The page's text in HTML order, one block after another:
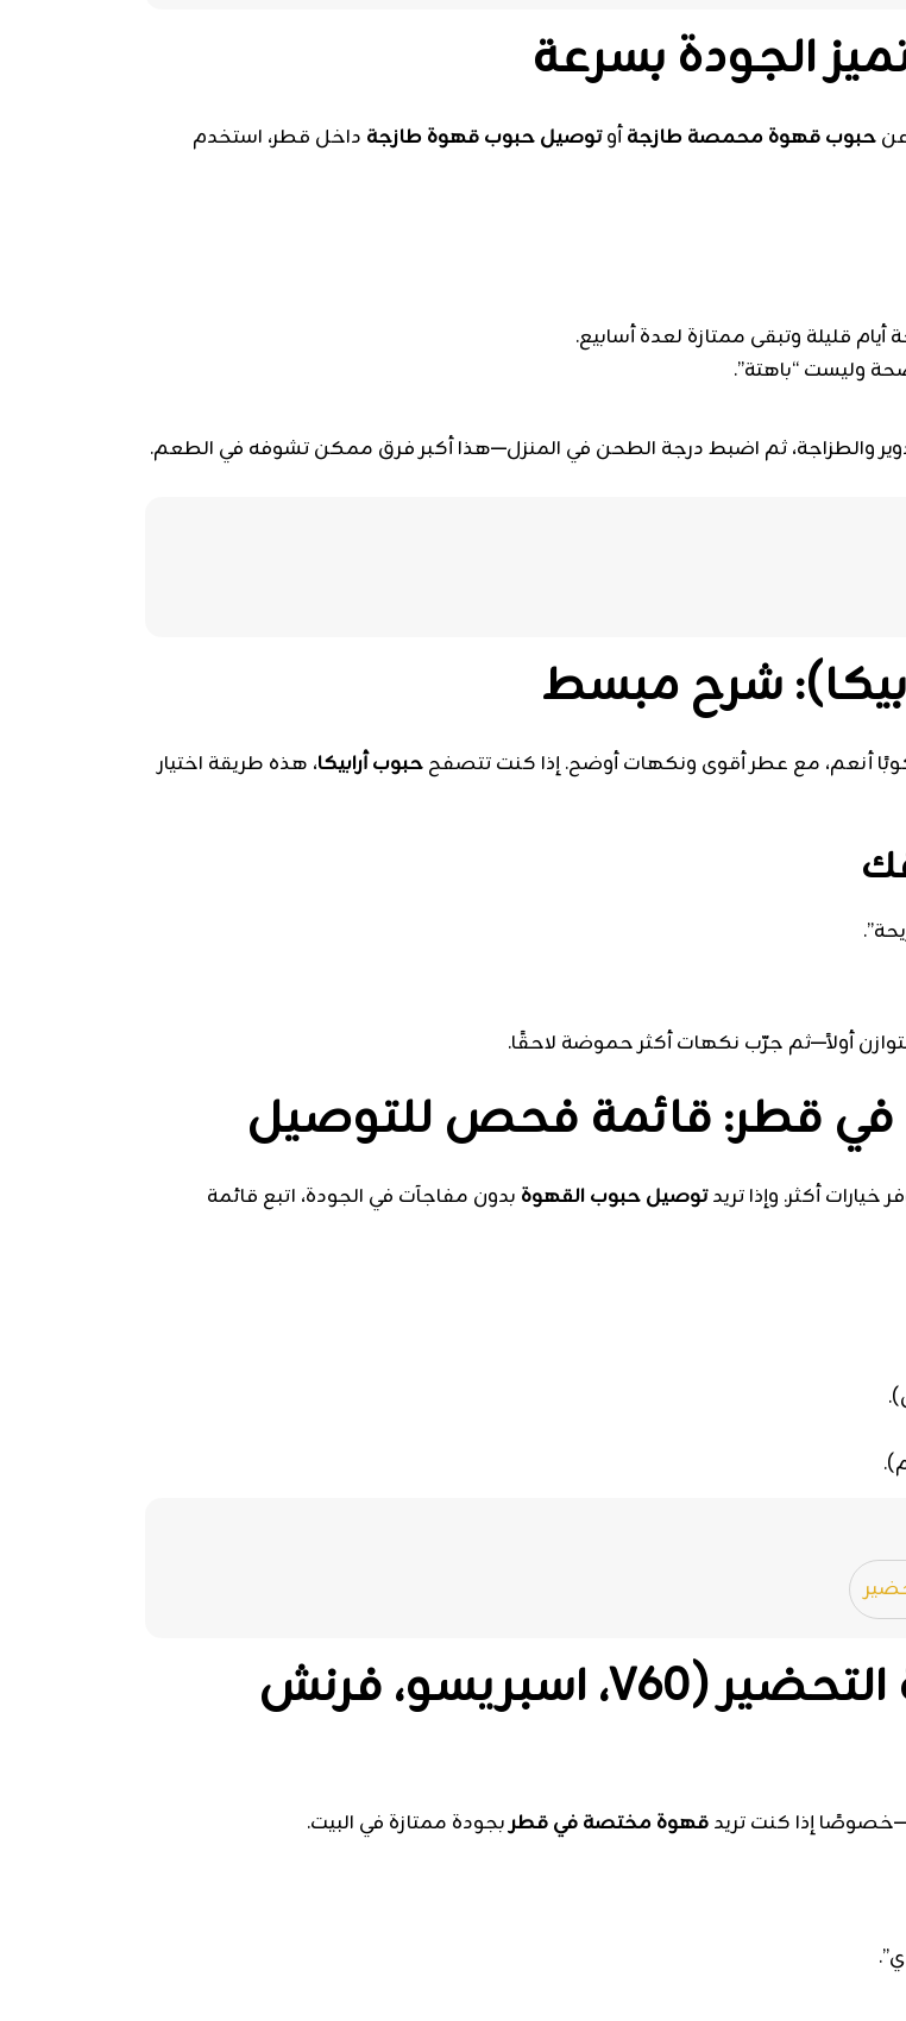
الجودة بسرعة
حبوب قهوة محمصة طازجةأوتوصيل حبوب قهوة طازجة داخل قطر، استخدم
قليلة وتبقى ممتازة لعدة أسابيع.
وليست “باهتة”.
والطزاجة، ثم اضبط درجة الطحن في المنزل—هذا أكبر فرق ممكن تشوفه في الطعم.
شرح مبسط
أنعم، مع عطر أقوى ونكهات أوضح. إذا كنت تتصفححبوب أرابيكا، هذه طريقة اختيار
متوازن أولاً—ثم جرّب نكهات أكثر حموضة لاحقًا.
في قطر: قائمة فحص للتوصيل
خيارات أكثر. وإذا تريدتوصيل حبوب القهوة بدون مفاجآت في الجودة، اتبع قائمة
اختيار الحبوب حسب طريقة التحضير (V60، اسبريسو، فرنش
إذا كنت تريدقهوة مختصة في قطربجودة ممتازة في البيت.